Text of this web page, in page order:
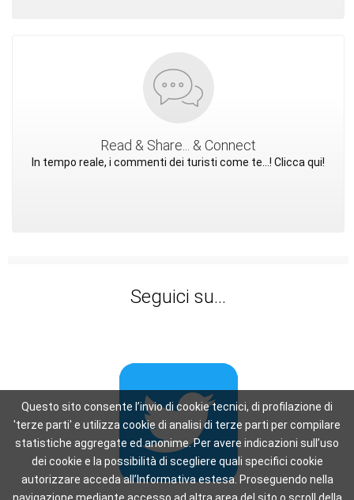
Read & Share... & Connect
In tempo reale, i commenti dei turisti come te...! Clicca qui!
Seguici su...
Questo sito consente l’invio di cookie tecnici, di profilazione di
'terze parti' e utilizza cookie di analisi di terze parti per compilare
statistiche aggregate ed anonime. Per avere indicazioni sull’uso
dei cookie e la possibilità di scegliere quali specifici cookie
autorizzare acceda all’Informativa estesa. Proseguendo nella